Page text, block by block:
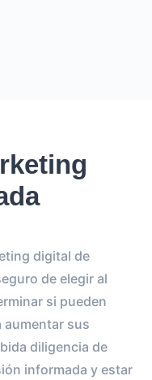
digital de
de elegir al
si pueden
aumentar sus
diligencia de
informada y estar